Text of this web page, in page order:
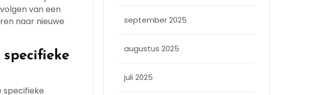
van een
naar nieuwe
specifieke
september 2025
augustus 2025
juli 2025